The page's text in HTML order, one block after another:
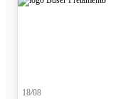
18/08